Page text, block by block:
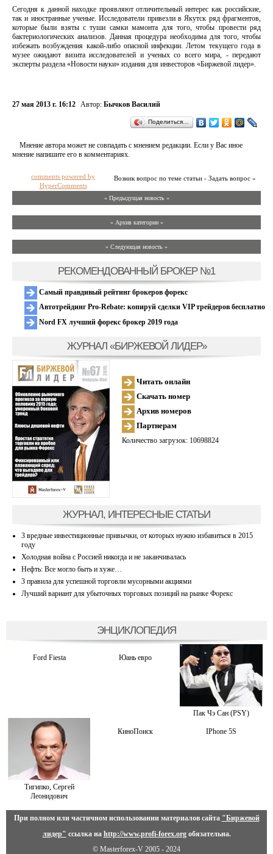
Сегодня к данной находке проявляют отличительный интерес как российские,
так и иностранные ученые. Исследователи привезли в Якутск ряд фрагментов,
которые были взяты с туши самки мамонта для того, чтобы провести ряд
бактериологических анализов. Данная процедура необходима для того, чтобы
избежать возбуждения какой-либо опасной инфекции. Летом текущего года в
музее ожидают визита исследователей и ученых со всего мира, - передают
эксперты раздела «Новости науки» издания для инвесторов «Биржевой лидер».
27 мая 2013 г. 16:12 Автор: Бычков Василий
Поделиться…
Мнение автора может не совпадать с мнением редакции. Если у Вас иное
мнение напишите его в комментариях.
Возник вопрос по теме статьи - Задать вопрос »
comments powered by
HyperComments
« Предыдущая новость «
» Архив категории «
» Следующая новость »
РЕКОМЕНДОВАННЫЙ БРОКЕР №1
Самый правдивый рейтинг брокеров форекс
Автотрейдинг Pro-Rebate: копируй сделки VIP трейдеров бесплатно
Nord FX лучший форекс брокер 2019 года
ЖУРНАЛ «БИРЖЕВОЙ ЛИДЕР»
Читать онлайн
Скачать номер
Архив номеров
Партнерам
Количество загрузок: 10698824
ЖУРНАЛ, ИНТЕРЕСНЫЕ СТАТЬИ
3 вредные инвестиционные привычки, от которых нужно избавиться в 2015
году
Холодная война с Россией никогда и не заканчивалась
Нефть: Все могло быть и хуже…
3 правила для успешной торговли мусорными акциями
Лучший вариант для убыточных торговых позиций на рынке Форекс
ЭНЦИКЛОПЕДИЯ
Ford Fiesta Юань евро
Пак Чэ Сан (PSY)
Тигипко, Сергей
Леонидович
КиноПоиск IPhone 5S
При полном или частичном использовании материалов сайта "Биржевой
лидер" ссылка на http://www.profi-forex.orgобязательна.
© Masterforex-V 2005 - 2024